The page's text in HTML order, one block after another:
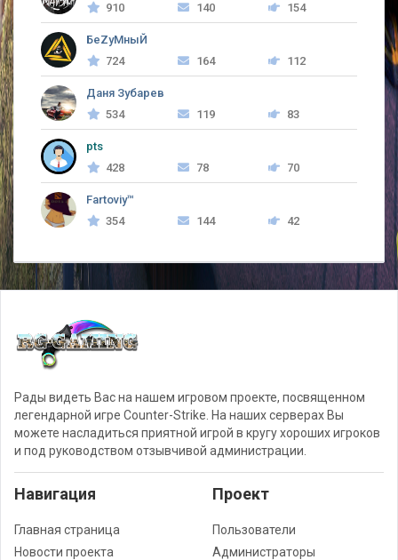
910
140 154
БеZyMныЙ
724
164 112
Даня Зубарев
534
119 83
pts
428
78 70
Fartoviy™
354
144 42
Рады видеть Вас на нашем игровом проекте, посвященном
легендарной игре Counter-Strike. На наших серверах Вы
можете насладиться приятной игрой в кругу хороших игроков
и под руководством отзывчивой администрации.
Навигация
Главная страница
Новости проекта
Проект
Пользователи
Администраторы